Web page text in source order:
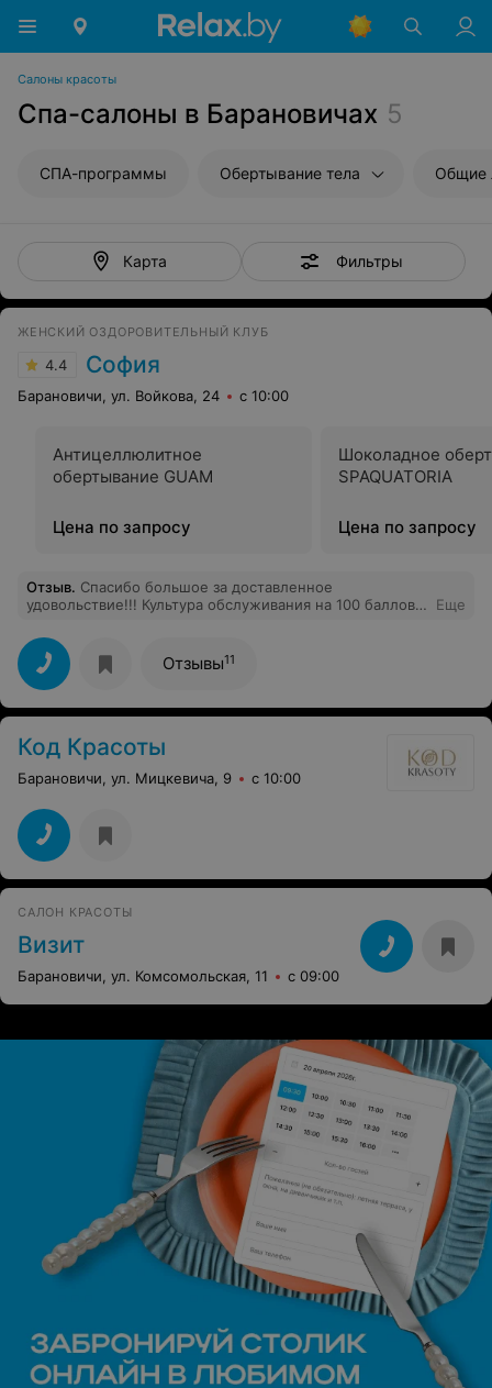
Салоны красоты
Спа-салоны в Барановичах 5
СПА-программы Обертывание тела Общие
Карта Фильтры
ЖЕНСКИЙ ОЗДОРОВИТЕЛЬНЫЙ КЛУБ
4.4 София
Барановичи, ул. Войкова, 24 с 10:00
Антицеллюлитное
обертывание GUAM
Цена по запросу
Шоколадное
SPAQUATORIA
Цена по запросу
Отзыв. Спасибо большое за доставленное
удовольствие!!! Культура обслуживания на 100 баллов!!!
процедуры: кедровая бочка, пилинг и расслабляющий
массаж-девочки Вы волшебницы-процветания и всех
благ!!!
Еще
Отзывы11
Код Красоты
Барановичи, ул. Мицкевича, 9 с 10:00
САЛОН КРАСОТЫ
Визит
Барановичи, ул. Комсомольская, 11 с 09:00